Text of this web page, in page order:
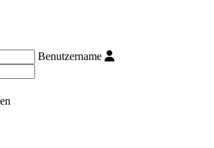
Benutzername